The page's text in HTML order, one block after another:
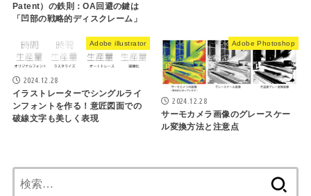
Patent）の鉄則：OA回避の鍵は
「凹部の戦略的ディスクレーム」
Adobe illustrator
2024.12.28
イラストレーターでシングルライ
ンフォントを作る！意匠図面での
破線文字も美しく表現
Adobe Photoshop
2024.12.28
サーモカメラ画像のグレースケー
ル変換方法と注意点